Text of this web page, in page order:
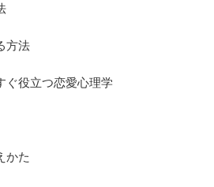
方法
ぐ役立つ恋愛心理学
かた